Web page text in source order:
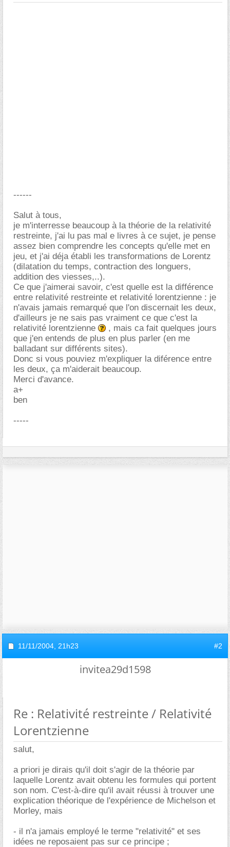
------
Salut à tous,
je m'interresse beaucoup à la théorie de la relativité
restreinte, j'ai lu pas mal e livres à ce sujet, je pense
assez bien comprendre les concepts qu'elle met en
jeu, et j'ai déja établi les transformations de Lorentz
(dilatation du temps, contraction des longuers,
addition des viesses,..).
Ce que j'aimerai savoir, c'est quelle est la différence
entre relativité restreinte et relativité lorentzienne : je
n'avais jamais remarqué que l'on discernait les deux,
d'ailleurs je ne sais pas vraiment ce que c'est la
relativité lorentzienne
, mais ca fait quelques jours
que j'en entends de plus en plus parler (en me
balladant sur différents sites).
Donc si vous pouviez m'expliquer la diférence entre
les deux, ça m'aiderait beaucoup.
Merci d'avance.
a+
ben
-----
11/11/2004, 21h23 #2
invitea29d1598
Re : Relativité restreinte / Relativité
Lorentzienne
salut,
a priori je dirais qu'il doit s'agir de la théorie par
laquelle Lorentz avait obtenu les formules qui portent
son nom. C'est-à-dire qu'il avait réussi à trouver une
explication théorique de l'expérience de Michelson et
Morley, mais
- il n'a jamais employé le terme "relativité" et ses
idées ne reposaient pas sur ce principe ;